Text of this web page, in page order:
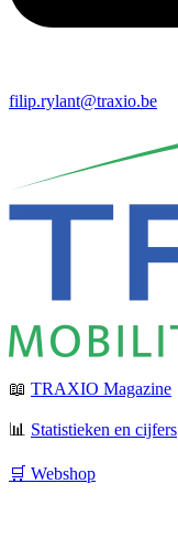
filip.rylant@traxio.be
📖 TRAXIO Magazine
📊 Statistieken en cijfers
🛒 Webshop